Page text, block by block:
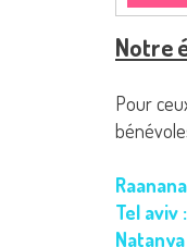
Notre
Pour
Tel aviv